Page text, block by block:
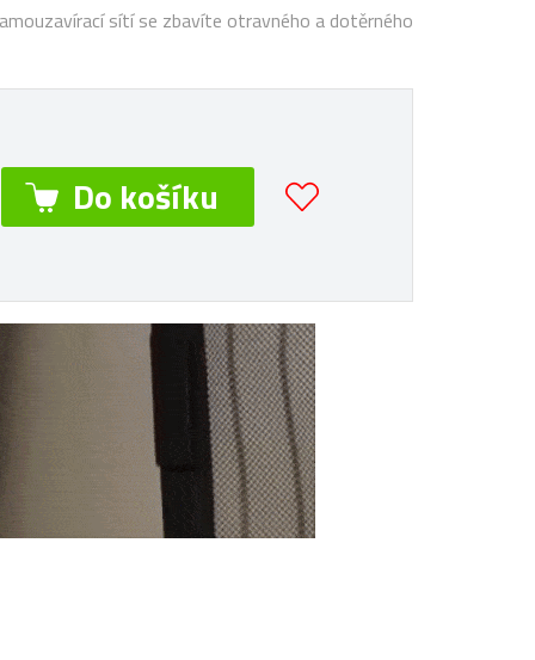
sítí se zbavíte otravného a dotěrného